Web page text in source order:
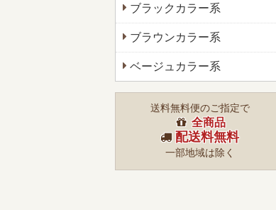
ブラックカラー系
ブラウンカラー系
ベージュカラー系
送料無料便のご指定で
全商品
配送料無料
一部地域は除く